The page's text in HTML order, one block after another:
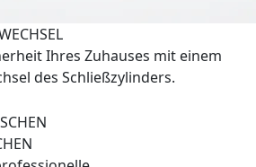
Ihres Zuhauses mit einem
des Schließzylinders.